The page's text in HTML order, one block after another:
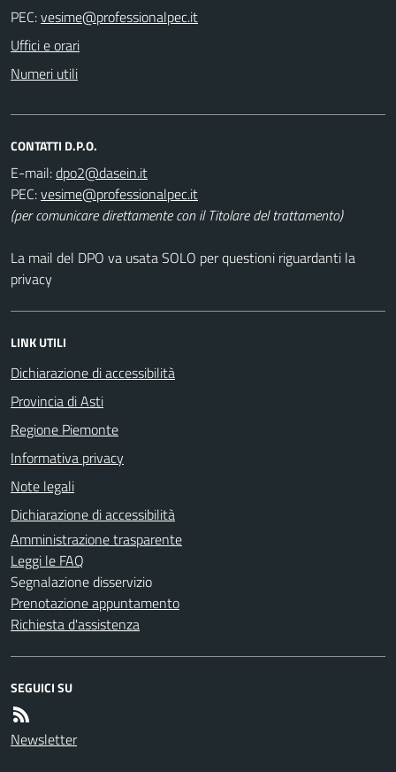
PEC:
Uffici e orari
Numeri utili
CONTATTI D.P.O.
E-mail:
PEC:
(per comunicare direttamente con il Titolare del trattamento)
La mail del DPO va usata SOLO per questioni riguardanti la
privacy
LINK UTILI
Dichiarazione di accessibilità
Provincia di Asti
Regione Piemonte
Informativa privacy
Note legali
Dichiarazione di accessibilità
Amministrazione trasparente
Leggi le FAQ
Segnalazione disservizio
Prenotazione appuntamento
Richiesta d'assistenza
SEGUICI SU
Newsletter